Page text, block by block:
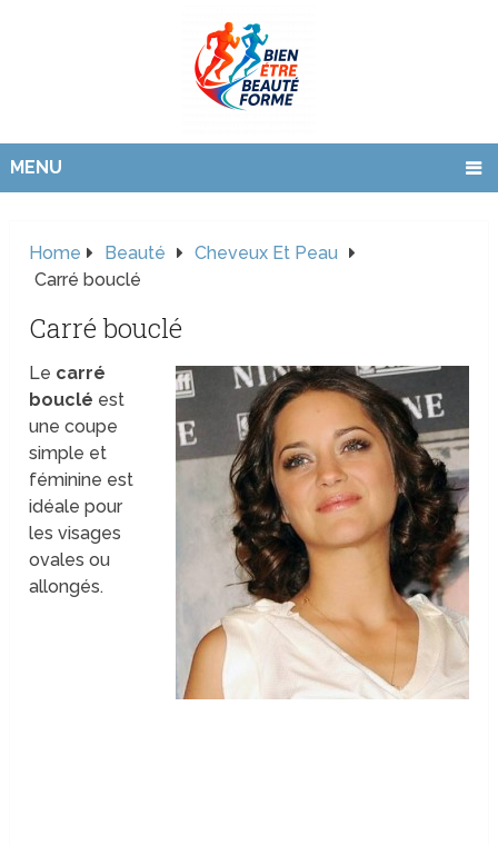
MENU
Home Beauté
Cheveux Et Peau
Carré bouclé
Carré bouclé
Le carré
bouclé est
une coupe
simple et
féminine est
idéale pour
les visages
ovales ou
allongés.